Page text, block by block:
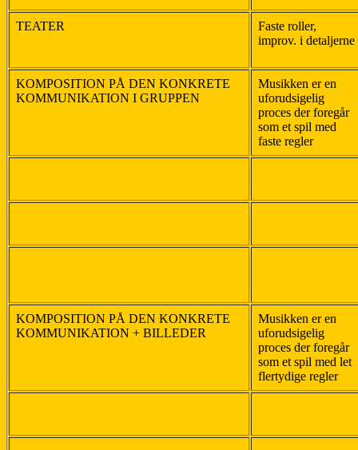
TEATER
Faste roller,
improv. i detaljerne
KOMPOSITION PÅ DEN KONKRETE
KOMMUNIKATION I GRUPPEN
Musikken er en
uforudsigelig
proces der foregår
som et spil med
faste regler
KOMPOSITION PÅ DEN KONKRETE
KOMMUNIKATION + BILLEDER
Musikken er en
uforudsigelig
proces der foregår
som et spil med let
flertydige regler